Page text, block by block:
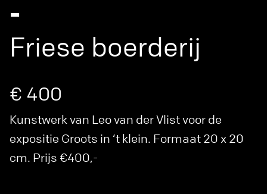
-
Friese boerderij
€ 400
Kunstwerk van Leo van der Vlist voor de
expositie Groots in ‘t klein. Formaat 20 x 20
cm. Prijs €400,-